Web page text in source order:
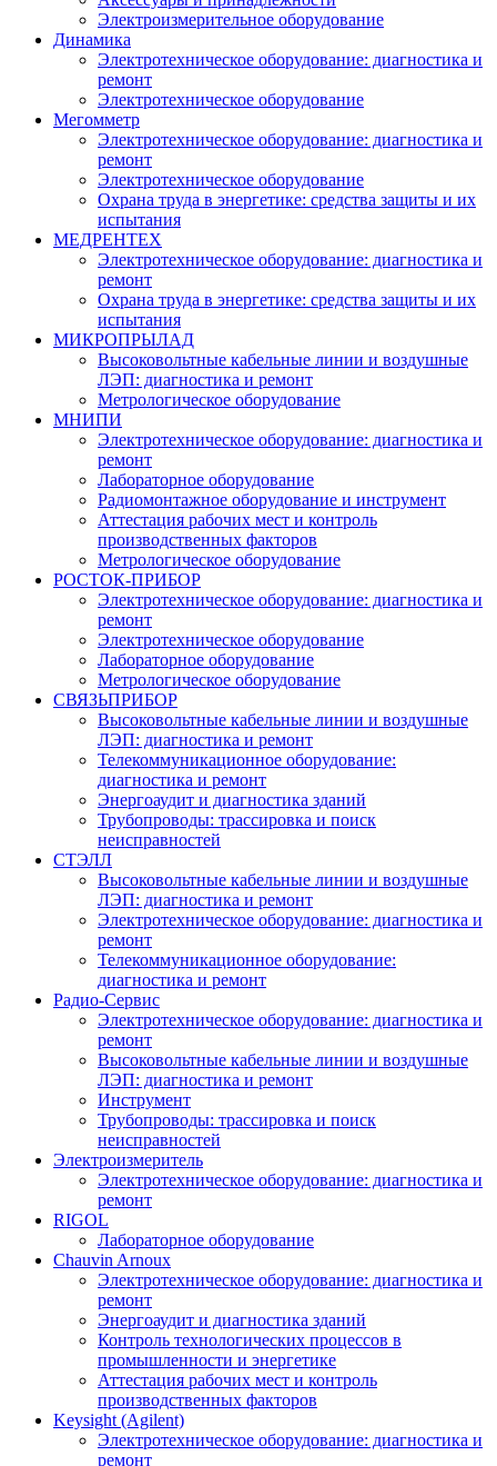
Электроизмерительное оборудование
Динамика
Электротехническое оборудование: диагностика и
ремонт
Электротехническое оборудование
Мегомметр
Электротехническое оборудование: диагностика и
ремонт
Электротехническое оборудование
Охрана труда в энергетике: средства защиты и их
испытания
МЕДРЕНТЕХ
Электротехническое оборудование: диагностика и
ремонт
Охрана труда в энергетике: средства защиты и их
испытания
МИКРОПРЫЛАД
Высоковольтные кабельные линии и воздушные
ЛЭП: диагностика и ремонт
Метрологическое оборудование
МНИПИ
Электротехническое оборудование: диагностика и
ремонт
Лабораторное оборудование
Радиомонтажное оборудование и инструмент
Аттестация рабочих мест и контроль
производственных факторов
Метрологическое оборудование
РОСТОК-ПРИБОР
Электротехническое оборудование: диагностика и
ремонт
Электротехническое оборудование
Лабораторное оборудование
Метрологическое оборудование
СВЯЗЬПРИБОР
Высоковольтные кабельные линии и воздушные
ЛЭП: диагностика и ремонт
Телекоммуникационное оборудование:
диагностика и ремонт
Энергоаудит и диагностика зданий
Трубопроводы: трассировка и поиск
неисправностей
СТЭЛЛ
Высоковольтные кабельные линии и воздушные
ЛЭП: диагностика и ремонт
Электротехническое оборудование: диагностика и
ремонт
Телекоммуникационное оборудование:
диагностика и ремонт
Радио-Cервис
Электротехническое оборудование: диагностика и
ремонт
Высоковольтные кабельные линии и воздушные
ЛЭП: диагностика и ремонт
Инструмент
Трубопроводы: трассировка и поиск
неисправностей
Электроизмеритель
Электротехническое оборудование: диагностика и
ремонт
RIGOL
Лабораторное оборудование
Chauvin Arnoux
Электротехническое оборудование: диагностика и
ремонт
Энергоаудит и диагностика зданий
Контроль технологических процессов в
промышленности и энергетике
Аттестация рабочих мест и контроль
производственных факторов
Keysight (Agilent)
Электротехническое оборудование: диагностика и
ремонт